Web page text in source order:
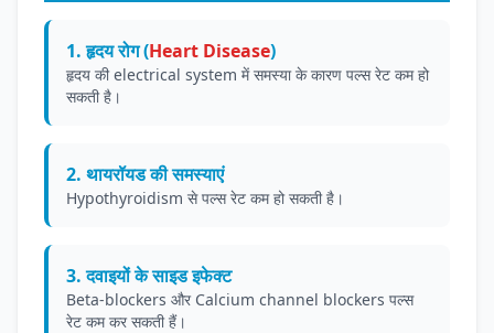
1. हृदय रोग (Heart Disease)
हृदय की electrical system में समस्या के कारण पल्स रेट कम हो
सकती है।
2. थायरॉयड की समस्याएं
Hypothyroidism से पल्स रेट कम हो सकती है।
3. दवाइयों के साइड इफेक्ट
Beta-blockers और Calcium channel blockers पल्स
रेट कम कर सकती हैं।